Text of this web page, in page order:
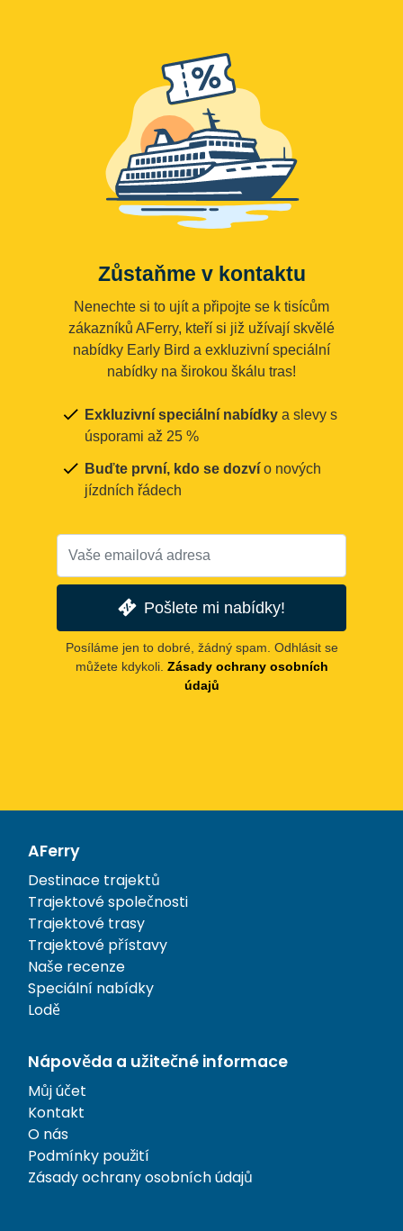
Zůstaňme v kontaktu
Nenechte si to ujít a připojte se k tisícům
zákazníků AFerry, kteří si již užívají skvělé
nabídky Early Bird a exkluzivní speciální
nabídky na širokou škálu tras!
Exkluzivní speciální nabídky a slevy s
úsporami až 25 %
Buďte první, kdo se dozví o nových
jízdních řádech
Pošlete mi nabídky!
Posíláme jen to dobré, žádný spam. Odhlásit se
můžete kdykoli. Zásady ochrany osobních
údajů
AFerry
Destinace trajektů
Trajektové společnosti
Trajektové trasy
Trajektové přístavy
Naše recenze
Speciální nabídky
Lodě
Nápověda a užitečné informace
Můj účet
Kontakt
O nás
Podmínky použití
Zásady ochrany osobních údajů